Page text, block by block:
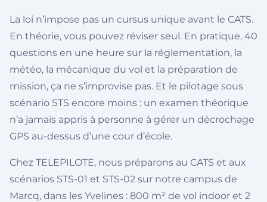
La loi n’impose pas un cursus unique avant le CATS.
En théorie, vous pouvez réviser seul. En pratique, 40
questions en une heure sur la réglementation, la
météo, la mécanique du vol et la préparation de
mission, ça ne s’improvise pas. Et le pilotage sous
scénario STS encore moins : un examen théorique
n’a jamais appris à personne à gérer un décrochage
GPS au-dessus d’une cour d’école.
Chez TELEPILOTE, nous préparons au CATS et aux
scénarios STS-01 et STS-02 sur notre campus de
Marcq, dans les Yvelines : 800 m² de vol indoor et 2